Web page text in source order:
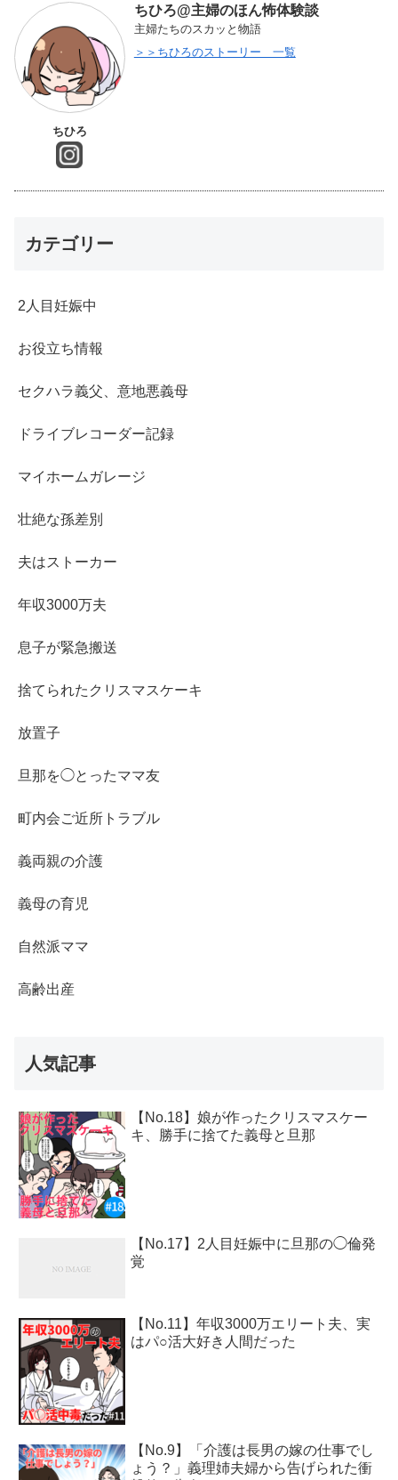
ちひろ
ちひろ@主婦のほん怖体験談
主婦たちのスカッと物語
＞＞ちひろのストーリー 一覧
カテゴリー
2人目妊娠中
お役立ち情報
セクハラ義父、意地悪義母
ドライブレコーダー記録
マイホームガレージ
壮絶な孫差別
夫はストーカー
年収3000万夫
息子が緊急搬送
捨てられたクリスマスケーキ
放置子
旦那を◯とったママ友
町内会ご近所トラブル
義両親の介護
義母の育児
自然派ママ
高齢出産
人気記事
【No.18】娘が作ったクリスマスケー
キ、勝手に捨てた義母と旦那
【No.17】2人目妊娠中に旦那の◯倫発
覚
【No.11】年収3000万エリート夫、実
はパ○活大好き人間だった
【No.9】「介護は長男の嫁の仕事でし
ょう？」義理姉夫婦から告げられた衝